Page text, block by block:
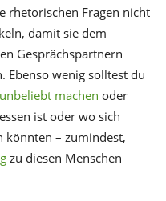
rhetorischen Fragen nicht
damit sie dem
Gesprächspartnern
Ebenso wenig solltest du
unbeliebt machen oder
ist oder wo sich
könnten – zumindest,
zu diesen Menschen